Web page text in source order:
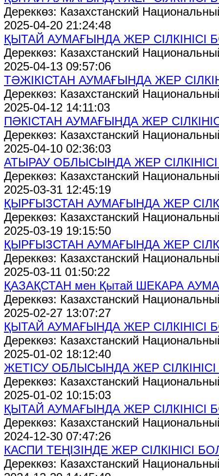
Дереккөз: Казахстанский
2025-04-20 21:24:48
ҚЫТАЙ АУМАҒЫНДА ЖЕР СІЛКІНІСІ
Дереккөз: Казахстанский
2025-04-13 09:57:06
ТӘЖІКІСТАН АУМАҒЫНДА ЖЕР
Дереккөз: Казахстанский
2025-04-12 14:11:03
ПӘКІСТАН АУМАҒЫНДА ЖЕР
Дереккөз: Казахстанский
2025-04-10 02:36:03
АТЫРАУ ОБЛЫСЫНДА ЖЕР
Дереккөз: Казахстанский
2025-03-31 12:45:19
ҚЫРҒЫЗСТАН АУМАҒЫНДА ЖЕР
Дереккөз: Казахстанский
2025-03-19 19:15:50
ҚЫРҒЫЗСТАН АУМАҒЫНДА ЖЕР
Дереккөз: Казахстанский
2025-03-11 01:50:22
ҚАЗАҚСТАН мен Қытай ШЕКАРА
Дереккөз: Казахстанский
2025-02-27 13:07:27
ҚЫТАЙ АУМАҒЫНДА ЖЕР СІЛКІНІСІ
Дереккөз: Казахстанский
2025-01-02 18:12:40
ЖЕТІСУ ОБЛЫСЫНДА ЖЕР
Дереккөз: Казахстанский
2025-01-02 10:15:03
ҚЫТАЙ АУМАҒЫНДА ЖЕР СІЛКІНІСІ
Дереккөз: Казахстанский
2024-12-30 07:47:26
КАСПИ ТЕҢІЗІНДЕ ЖЕР СІЛКІНІСІ
Дереккөз: Казахстанский